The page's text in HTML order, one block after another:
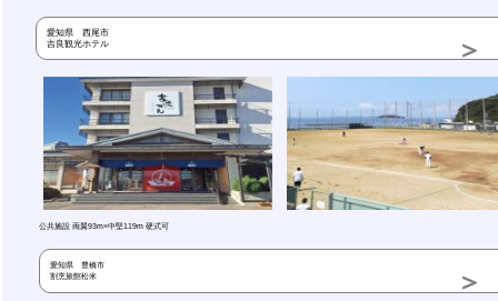
愛知県 西尾市
吉良観光ホテル
公共施設 両翼93m×中堅119m 硬式可
愛知県 豊橋市
割烹旅館松米